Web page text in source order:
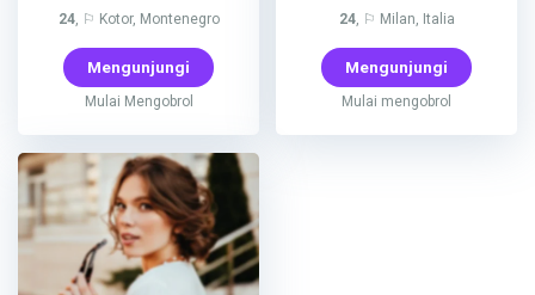
24, ⚐ Kotor, Montenegro
Mengunjungi
Mulai Mengobrol
24, ⚐ Milan, Italia
Mengunjungi
Mulai mengobrol